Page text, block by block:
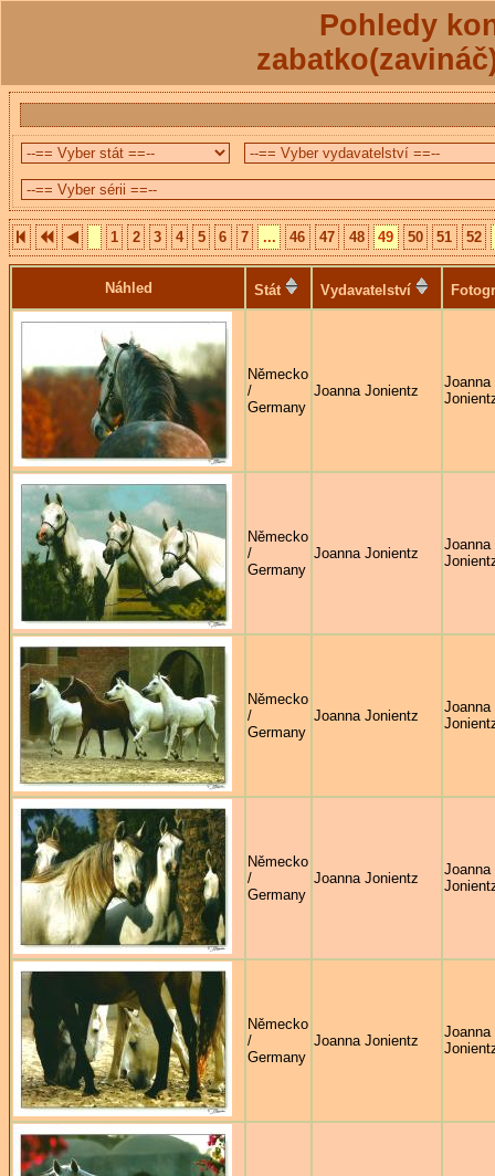
Pohledy
1 2 3 4 5 6 7 ... 46 47 48 49 50 51 52
Náhled Stát Vydavatelství
Německo
/
Germany
Joanna Jonientz
Joanna
Německo
/
Germany
Joanna Jonientz
Joanna
Německo
/
Germany
Joanna Jonientz
Joanna
Německo
/
Germany
Joanna Jonientz
Joanna
Německo
/
Germany
Joanna Jonientz
Joanna